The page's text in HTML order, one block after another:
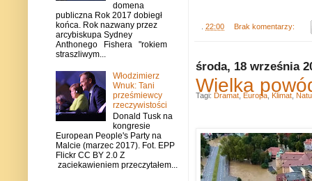
22:00 Brak komentarzy:
środa, 18 września
Wielka
Tagi: Dramat, Europa, Klimat,
domena
publiczna Rok 2017 dobiegł
końca. Rok nazwany przez
arcybiskupa Sydney
Anthonego Fishera "rokiem
straszliwym...
Włodzimierz
Wnuk: Tani
prześmiewcy
rzeczywistości
Donald Tusk na
kongresie
European People's Party na
Malcie (marzec 2017). Fot. EPP
Flickr CC BY 2.0 Z
zaciekawieniem przeczytałem...